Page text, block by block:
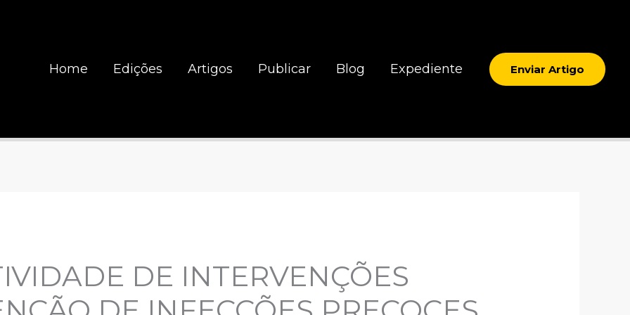
Home Edições Artigos Publicar Blog Expediente Enviar Artigo
DE INTERVENÇÕES